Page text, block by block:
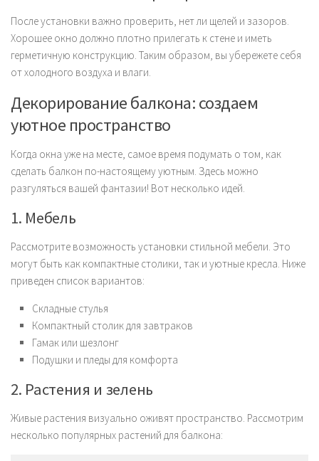
После установки важно проверить, нет ли щелей и зазоров.
Хорошее окно должно плотно прилегать к стене и иметь
герметичную конструкцию. Таким образом, вы убережете себя
от холодного воздуха и влаги.
Декорирование балкона: создаем
уютное пространство
Когда окна уже на месте, самое время подумать о том, как
сделать балкон по-настоящему уютным. Здесь можно
разгуляться вашей фантазии! Вот несколько идей.
1. Мебель
Рассмотрите возможность установки стильной мебели. Это
могут быть как компактные столики, так и уютные кресла. Ниже
приведен список вариантов:
Складные стулья
Компактный столик для завтраков
Гамак или шезлонг
Подушки и пледы для комфорта
2. Растения и зелень
Живые растения визуально оживят пространство. Рассмотрим
несколько популярных растений для балкона: